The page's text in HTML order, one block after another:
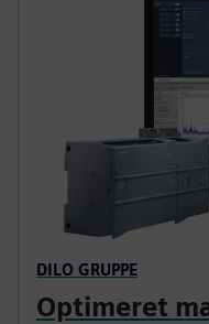
DILO GRUPPE
Optimeret